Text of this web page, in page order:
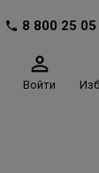
8 800 25 05
Войти